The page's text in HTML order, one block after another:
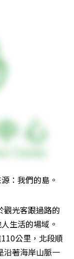
：我們的島。
觀光客跟過路的
生活的場域。
公里，北段順
沿著海岸山脈一